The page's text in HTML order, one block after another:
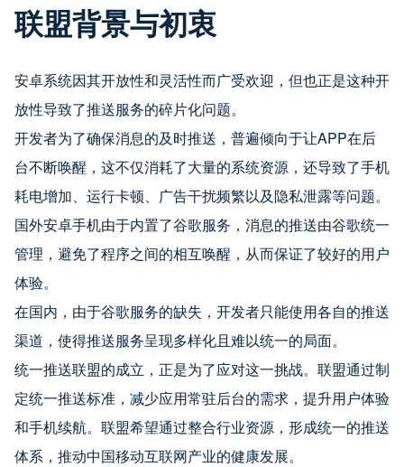
联盟背景与初衷
安卓系统因其开放性和灵活性而广受欢迎，但也正是这种开
放性导致了推送服务的碎片化问题。
开发者为了确保消息的及时推送，普遍倾向于让APP在后
台不断唤醒，这不仅消耗了大量的系统资源，还导致了手机
耗电增加、运行卡顿、广告干扰频繁以及隐私泄露等问题。
国外安卓手机由于内置了谷歌服务，消息的推送由谷歌统一
管理，避免了程序之间的相互唤醒，从而保证了较好的用户
体验。
在国内，由于谷歌服务的缺失，开发者只能使用各自的推送
渠道，使得推送服务呈现多样化且难以统一的局面。
统一推送联盟的成立，正是为了应对这一挑战。联盟通过制
定统一推送标准，减少应用常驻后台的需求，提升用户体验
和手机续航。联盟希望通过整合行业资源，形成统一的推送
体系，推动中国移动互联网产业的健康发展。